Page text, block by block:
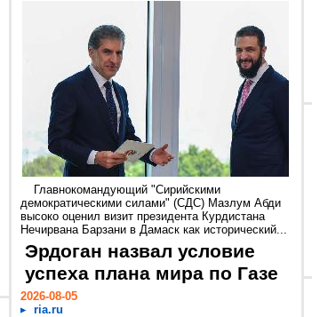
Главнокомандующий "Сирийскими
демократическими силами" (СДС) Мазлум Абди
высоко оценил визит президента Курдистана
Нечирвана Барзани в Дамаск как исторический...
Эрдоган назвал условие
успеха плана мира по Газе
2026-08-05
ria.ru